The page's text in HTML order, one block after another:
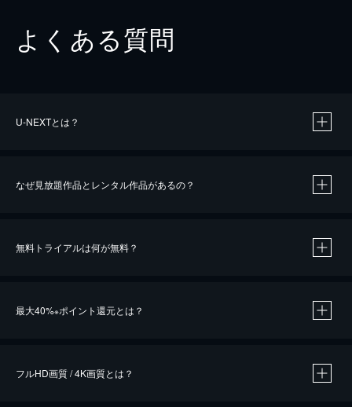
よくある質問
U-NEXTとは？
なぜ見放題作品とレンタル作品があるの？
無料トライアルは何が無料？
最大40%※ポイント還元とは？
フルHD画質 / 4K画質とは？